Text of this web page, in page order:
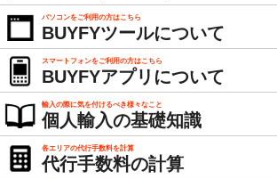
パソコンをご利用の方はこちら
BUYFYツールについて
スマートフォンをご利用の方はこちら
BUYFYアプリについて
輸入の際に気を付けるべき様々なこと
個人輸入の基礎知識
各エリアの代行手数料を計算
代行手数料の計算